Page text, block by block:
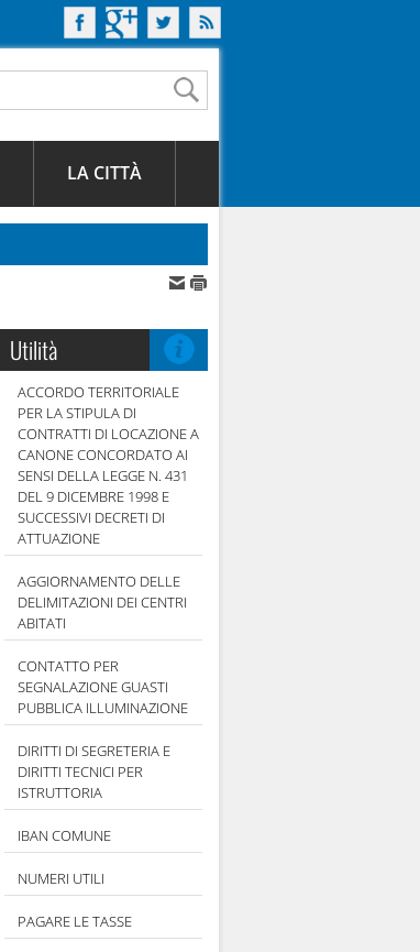
LA CITTÀ
Utilità
ACCORDO TERRITORIALE
PER LA STIPULA DI
CONTRATTI DI LOCAZIONE A
CANONE CONCORDATO AI
SENSI DELLA LEGGE N. 431
DEL 9 DICEMBRE 1998 E
SUCCESSIVI DECRETI DI
ATTUAZIONE
AGGIORNAMENTO DELLE
DELIMITAZIONI DEI CENTRI
ABITATI
CONTATTO PER
SEGNALAZIONE GUASTI
PUBBLICA ILLUMINAZIONE
DIRITTI DI SEGRETERIA E
DIRITTI TECNICI PER
ISTRUTTORIA
IBAN COMUNE
NUMERI UTILI
PAGARE LE TASSE